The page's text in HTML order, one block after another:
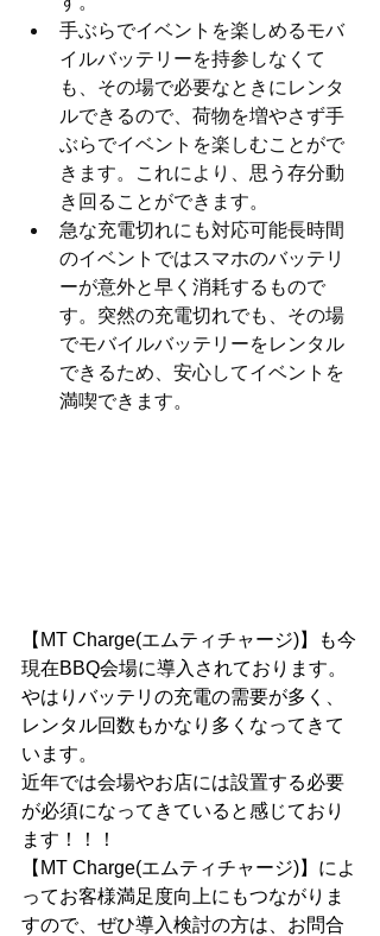
手ぶらでイベントを楽しめるモバ
イルバッテリーを持参しなくて
も、その場で必要なときにレンタ
ルできるので、荷物を増やさず手
ぶらでイベントを楽しむことがで
きます。これにより、思う存分動
き回ることができます。
急な充電切れにも対応可能長時間
のイベントではスマホのバッテリ
ーが意外と早く消耗するもので
す。突然の充電切れでも、その場
でモバイルバッテリーをレンタル
できるため、安心してイベントを
満喫できます。
【MT Charge(エムティチャージ)】も今
現在BBQ会場に導入されております。
やはりバッテリの充電の需要が多く、
レンタル回数もかなり多くなってきて
います。
近年では会場やお店には設置する必要
が必須になってきていると感じており
ます！！！
【MT Charge(エムティチャージ)】によ
ってお客様満足度向上にもつながりま
すので、ぜひ導入検討の方は、お問合